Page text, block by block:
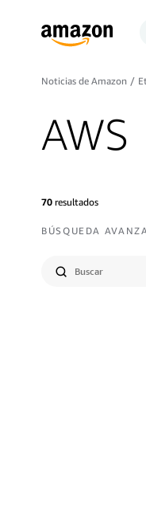
Noticias de Amazon /
AWS
70 resultados
BÚSQUEDA
Seleccionar